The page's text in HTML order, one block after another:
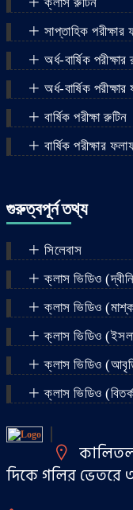
সাপ্তাহিক
অর্ধ-বার্ষিক
অর্ধ-বার্ষিক
বার্ষিক পরীক্ষা রুটিন
বার্ষিক পরীক্ষার
গুরুত্বপূর্ন তথ্য
সিলেবাস
ক্লাস ভিডিও
ক্লাস ভিডিও
ক্লাস ভিডিও
ক্লাস ভিডিও
ক্লাস ভিডিও
দিকে গলির ভেতরে